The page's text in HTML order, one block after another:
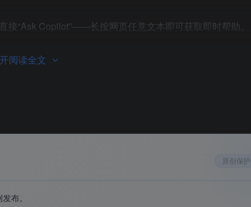
接“Ask Copilot”——长按网页任意文本即可获取即时帮助。
方式）、画中画覆盖策略等。
问题，提升浏览器响应速度和稳定性。用户反馈界面动画
阅读全文
原创保护
布。